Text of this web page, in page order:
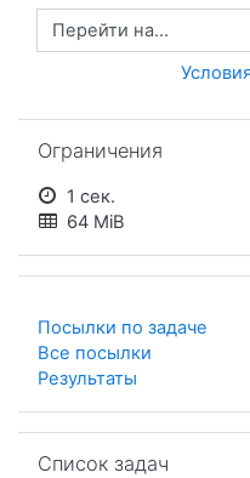
Перейти на...
Ограничения
1 сек.
64 MiB
Посылки по задаче
Все посылки
Результаты
Список задач